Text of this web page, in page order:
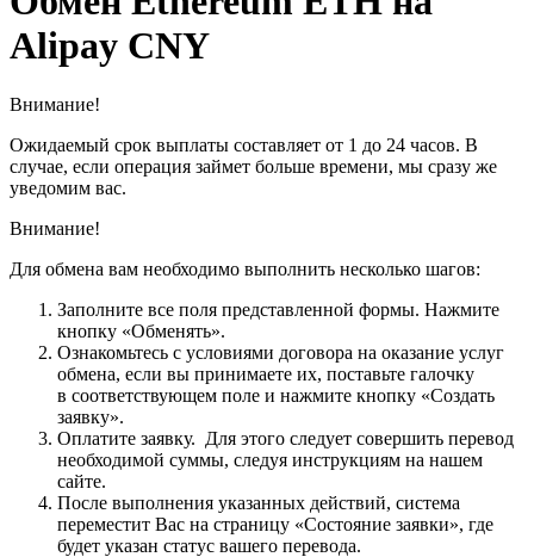
Alipay CNY
Внимание!
Ожидаемый срок выплаты составляет от 1 до 24 часов. В
случае, если операция займет больше времени, мы сразу же
уведомим вас.
Внимание!
Для обмена вам необходимо выполнить несколько шагов:
Заполните все поля представленной формы. Нажмите
кнопку «Обменять».
Ознакомьтесь с условиями договора на оказание услуг
обмена, если вы принимаете их, поставьте галочку
в соответствующем поле и нажмите кнопку «Создать
заявку».
Оплатите заявку. Для этого следует совершить перевод
необходимой суммы, следуя инструкциям на нашем
сайте.
После выполнения указанных действий, система
переместит Вас на страницу «Состояние заявки», где
будет указан статус вашего перевода.